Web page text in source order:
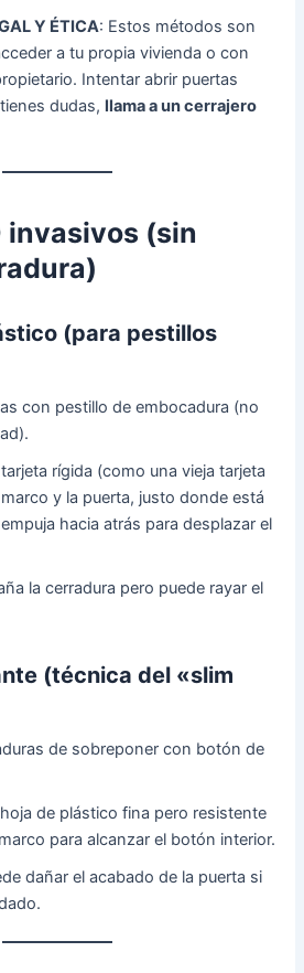
Y ÉTICA: Estos métodos son
a tu propia vivienda o con
Intentar abrir puertas
dudas,llama a un cerrajero
invasivos (sin
(para pestillos
con pestillo de embocadura (no
rígida (como una vieja tarjeta
y la puerta, justo donde está
hacia atrás para desplazar el
la cerradura pero puede rayar el
(técnica del «slim
de sobreponer con botón de
de plástico fina pero resistente
para alcanzar el botón interior.
dañar el acabado de la puerta si